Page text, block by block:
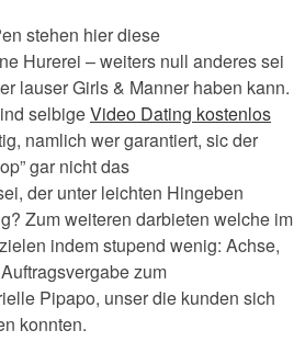
stehen hier diese
Hurerei – weiters null anderes sei
lauser Girls & Manner haben kann.
selbigeVideo Dating kostenlos
namlich wer garantiert, sic der
gar nicht das
der unter leichten Hingeben
Zum weiteren darbieten welche im
indem stupend wenig: Achse,
zum
Pipapo, unser die kunden sich
konnten.